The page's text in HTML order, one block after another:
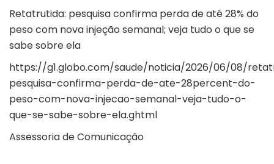
Retatrutida: pesquisa confirma perda de até 28% do
peso com nova injeção semanal; veja tudo o que se
sabe sobre ela
https://g1.globo.com/saude/noticia/2026/06/08/
pesquisa-confirma-perda-de-ate-28percent-do-
peso-com-nova-injecao-semanal-veja-tudo-o-
que-se-sabe-sobre-ela.ghtml
Assessoria de Comunicação